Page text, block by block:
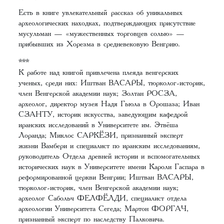
Есть в книге увлекательный рассказ об уникальных
археологических находках, подтверждающих присутствие
мусульман — «мужественных торговцев солью» —
прибывших из Хорезма в средневековую Венгрию.
***
К работе над книгой привлечена плеяда венгерских
ученых, среди них: Иштван ВАСАРЫ, тюрколог-историк,
член Венгерской академии наук; Золтан РОСЗА,
археолог, директор музея Надя Гьюла в Орошаза; Иван
СЗАНТУ, историк искусства, заведующим кафедрой
иранских исследований в Университете им. Этвёша
Лоранда; Миклос САРКЁЗИ, признанный эксперт
жизни Вамбери и специалист по иранским исследованиям,
руководитель Отдела древней истории и вспомогательных
исторических наук в Университете имени Кароли Гаспара в
реформированной церкви Венгрии; Иштван ВАСАРЫ,
тюрколог-историк, член Венгерской академии наук;
археолог Сабольч ФЕЛФЁЛДИ, специалист отдела
археологии Университета Сегеда; Мартон ФОРГАЧ,
признанный эксперт по наследству Палковича.